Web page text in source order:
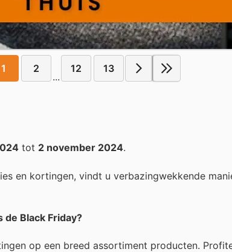
1 2
...
12 13
tot 2 november 2024.
en kortingen, vindt u verbazingwekkende
Black Friday?
op een breed assortiment producten.